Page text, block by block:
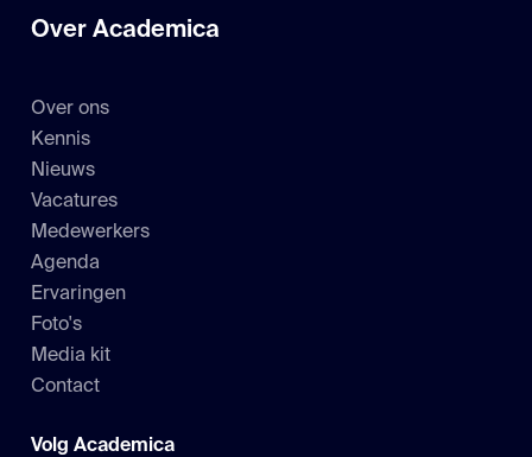
Over Academica
Over ons
Kennis
Nieuws
Vacatures
Medewerkers
Agenda
Ervaringen
Foto's
Media kit
Contact
Volg Academica